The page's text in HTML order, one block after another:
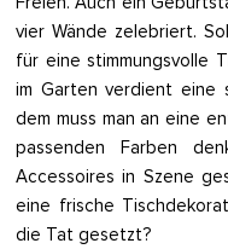
vier Wände zelebriert.
für eine stimmungsvolle
im Garten verdient eine
dem muss man an eine
passenden Farben
Accessoires in Szene
eine frische
die Tat gesetzt?